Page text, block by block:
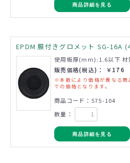
商品詳細を見る
EPDM 膜付きグロメット SG-16A
使用板厚(mm):1.6以下 材
販売価格(税込)： ￥176
※本数により価格が異なる商
での価格となります。
商品コード：575-104
数量：
商品詳細を見る